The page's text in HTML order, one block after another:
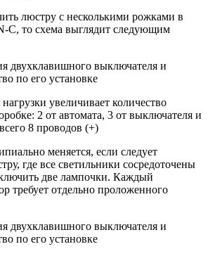
люстру с несколькими рожками в
C, то схема выглядит следующим
увеличивает количество
2 от автомата, 3 от выключателя и
8 проводов (+)
меняется, если следует
где все светильники сосредоточены
две лампочки. Каждый
требует отдельно проложенного